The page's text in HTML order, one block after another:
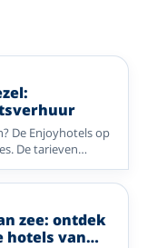
De Enjoyhotels op
De tarieven
fietsregio in
kust en rivierdal tot
zee: ontdek
hotels van